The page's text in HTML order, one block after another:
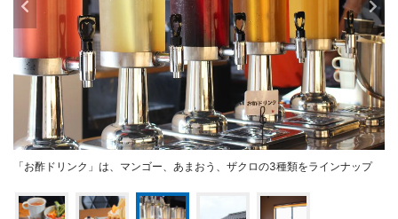
「お酢ドリンク」は、マンゴー、あまおう、ザクロの3種類をラインナップ